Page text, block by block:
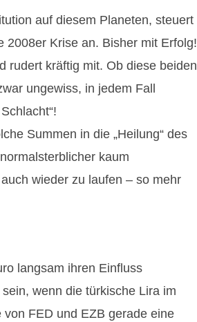
auf diesem Planeten, steuert
2008er Krise an. Bisher mit Erfolg!
rudert kräftig mit. Ob diese beiden
ungewiss, in jedem Fall
Summen in die „Heilung“ des
kaum
wieder zu laufen – so mehr
langsam ihren Einfluss
wenn die türkische Lira im
FED und EZB gerade eine